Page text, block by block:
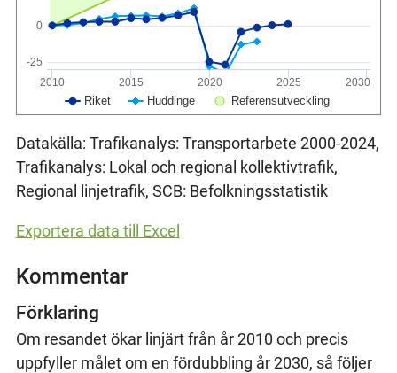
Riket Huddinge Referensutveckling
2010 2015 2020 2025 2030
-25
0
Datakälla: Trafikanalys: Transportarbete 2000-2024,
Trafikanalys: Lokal och regional kollektivtrafik,
Regional linjetrafik, SCB: Befolkningsstatistik
Exportera data till Excel
Kommentar
Förklaring
Om resandet ökar linjärt från år 2010 och precis
uppfyller målet om en fördubbling år 2030, så följer